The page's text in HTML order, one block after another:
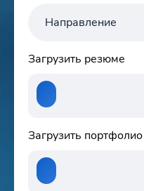
Направление
Загрузить резюме
Загрузить